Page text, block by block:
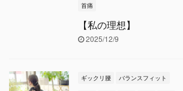
首痛
【私の理想】
2025/12/9
ギックリ腰 バランスフィット